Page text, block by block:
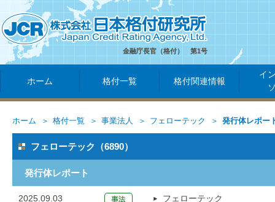
金融庁長官（格付） 第1号
ホーム 格付一覧 格付関連情報
イ
ホーム 格付一覧 事業法人 フェローテック 発行体レポー
フェローテック（6890）
発行体レポート
2025.09.03 フェローテック